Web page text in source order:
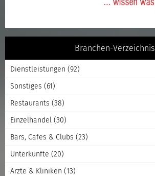
Branchen-Verzeichnis
Dienstleistungen (92)
Sonstiges (61)
Restaurants (38)
Einzelhandel (30)
Bars, Cafes & Clubs (23)
Unterkünfte (20)
Ärzte & Kliniken (13)